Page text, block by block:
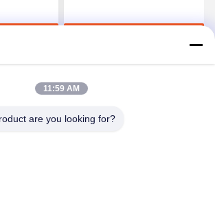
pour l'impression de
11:59 AM
are you looking for?